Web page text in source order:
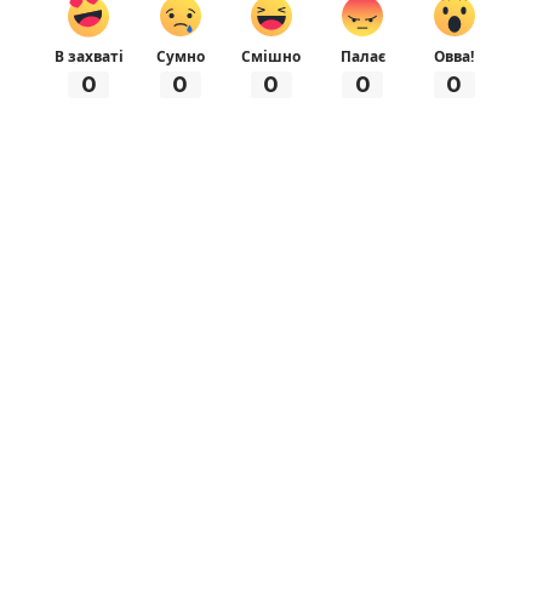
В захваті
0
Сумно
0
Смішно
0
Палає
0
Овва!
0